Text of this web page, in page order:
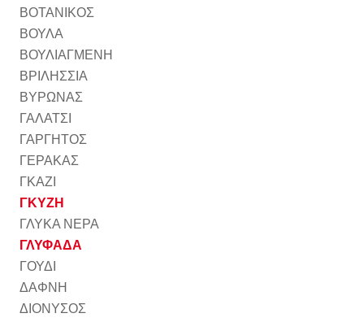
ΒΟΤΑΝΙΚΟΣ
ΒΟΥΛΑ
ΒΟΥΛΙΑΓΜΕΝΗ
ΒΡΙΛΗΣΣΙΑ
ΒΥΡΩΝΑΣ
ΓΑΛΑΤΣΙ
ΓΑΡΓΗΤΟΣ
ΓΕΡΑΚΑΣ
ΓΚΑΖΙ
ΓΚΥΖΗ
ΓΛΥΚΑ ΝΕΡΑ
ΓΛΥΦΑΔΑ
ΓΟΥΔΙ
ΔΑΦΝΗ
ΔΙΟΝΥΣΟΣ